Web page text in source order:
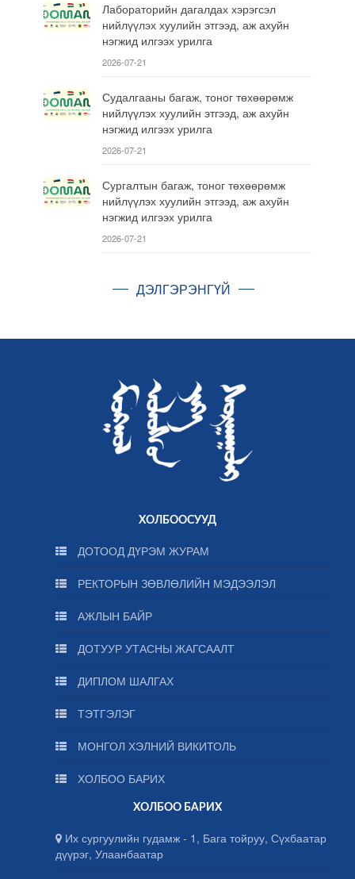
Лабораторийн дагалдах хэрэгсэл
нийлүүлэх хуулийн этгээд, аж ахуйн
нэгжид илгээх урилга
2026-07-21
Судалгааны багаж, тоног төхөөрөмж
нийлүүлэх хуулийн этгээд, аж ахуйн
нэгжид илгээх урилга
2026-07-21
Сургалтын багаж, тоног төхөөрөмж
нийлүүлэх хуулийн этгээд, аж ахуйн
нэгжид илгээх урилга
2026-07-21
ДЭЛГЭРЭНГҮЙ
ХОЛБООСУУД
ДОТООД ДҮРЭМ ЖУРАМ
РЕКТОРЫН ЗӨВЛӨЛИЙН МЭДЭЭЛЭЛ
АЖЛЫН БАЙР
ДОТУУР УТАСНЫ ЖАГСААЛТ
ДИПЛОМ ШАЛГАХ
ТЭТГЭЛЭГ
МОНГОЛ ХЭЛНИЙ ВИКИТОЛЬ
ХОЛБОО БАРИХ
ХОЛБОО БАРИХ
Их сургуулийн гудамж - 1, Бага тойруу, Сүхбаатар
дүүрэг, Улаанбаатар